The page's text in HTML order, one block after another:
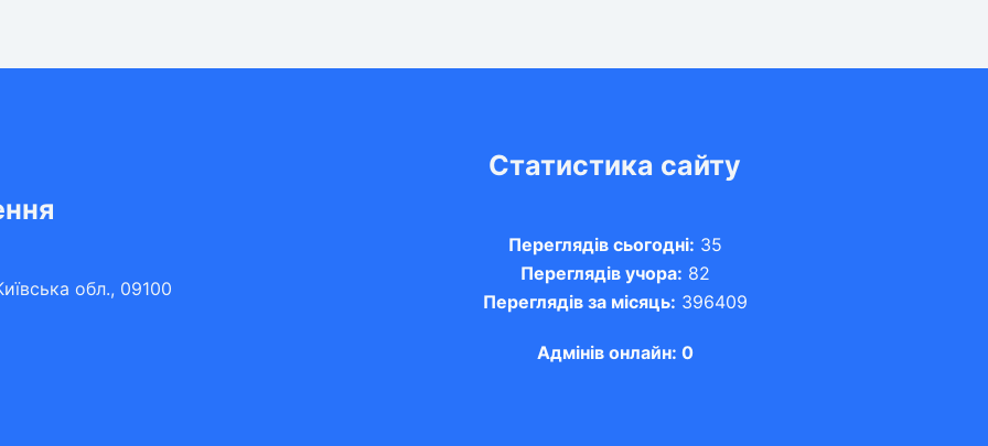
обл., 09100
Статистика сайту
Переглядів сьогодні: 35
Переглядів учора: 82
Переглядів за місяць: 396409
Адмінів онлайн: 0